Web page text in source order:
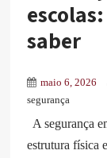
saber
maio 6, 2026
segurança
A segurança
estrutura física